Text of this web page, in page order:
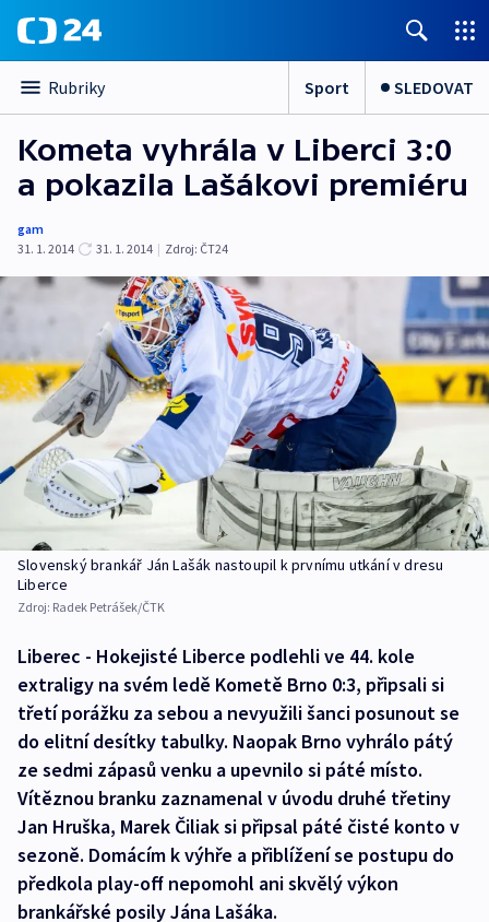
Rubriky Sport SLEDOVAT
Kometa vyhrála v Liberci 3:0
a pokazila Lašákovi premiéru
gam
31. 1. 2014
31. 1. 2014 | Zdroj: ČT24
Slovenský brankář Ján Lašák nastoupil k prvnímu utkání v dresu
Liberce
Zdroj: Radek Petrášek/ČTK
Liberec - Hokejisté Liberce podlehli ve 44. kole
extraligy na svém ledě Kometě Brno 0:3, připsali si
třetí porážku za sebou a nevyužili šanci posunout se
do elitní desítky tabulky. Naopak Brno vyhrálo pátý
ze sedmi zápasů venku a upevnilo si páté místo.
Vítěznou branku zaznamenal v úvodu druhé třetiny
Jan Hruška, Marek Čiliak si připsal páté čisté konto v
sezoně. Domácím k výhře a přiblížení se postupu do
předkola play-off nepomohl ani skvělý výkon
brankářské posily Jána Lašáka.